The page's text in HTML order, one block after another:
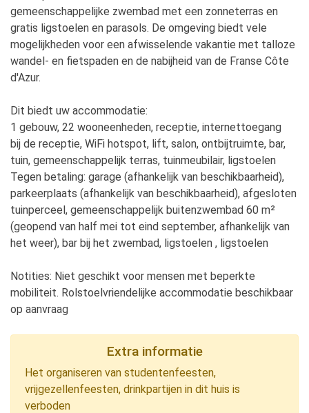
gemeenschappelijke zwembad met een zonneterras en
gratis ligstoelen en parasols. De omgeving biedt vele
mogelijkheden voor een afwisselende vakantie met talloze
wandel- en fietspaden en de nabijheid van de Franse Côte
d'Azur.
Dit biedt uw accommodatie:
1 gebouw, 22 wooneenheden, receptie, internettoegang
bij de receptie, WiFi hotspot, lift, salon, ontbijtruimte, bar,
tuin, gemeenschappelijk terras, tuinmeubilair, ligstoelen
Tegen betaling: garage (afhankelijk van beschikbaarheid),
parkeerplaats (afhankelijk van beschikbaarheid), afgesloten
tuinperceel, gemeenschappelijk buitenzwembad 60 m²
(geopend van half mei tot eind september, afhankelijk van
het weer), bar bij het zwembad, ligstoelen , ligstoelen
Notities: Niet geschikt voor mensen met beperkte
mobiliteit. Rolstoelvriendelijke accommodatie beschikbaar
op aanvraag
Extra informatie
Het organiseren van studentenfeesten,
vrijgezellenfeesten, drinkpartijen in dit huis is
verboden